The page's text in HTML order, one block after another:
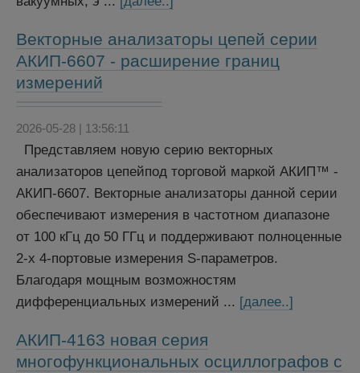
Векторные анализаторы цепей серии
АКИП-6607 - расширение границ
измерений
2026-05-28 | 13:56:11
Представляем новую серию векторных
анализаторов цепейпод торговой маркой АКИП™ -
АКИП-6607. Векторные анализаторы данной серии
обеспечивают измерения в частотном диапазоне
от 100 кГц до 50 ГГц и поддерживают полноценные
2-х 4-портовые измерения S-параметров.
Благодаря мощным возможностям
дифференциальных измерений ... [далее..]
АКИП-4163 новая серия
многофункциональных осциллографов с